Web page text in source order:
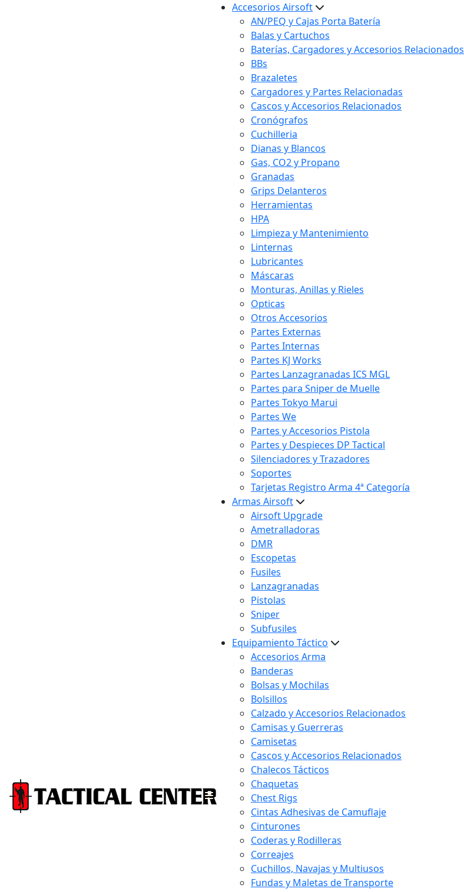
Accesorios Airsoft
AN/PEQ y Cajas Porta Batería
Balas y Cartuchos
Baterías, Cargadores y Accesorios Relacionados
BBs
Brazaletes
Cargadores y Partes Relacionadas
Cascos y Accesorios Relacionados
Cronógrafos
Cuchilleria
Dianas y Blancos
Gas, CO2 y Propano
Granadas
Grips Delanteros
Herramientas
HPA
Limpieza y Mantenimiento
Linternas
Lubricantes
Máscaras
Monturas, Anillas y Rieles
Opticas
Otros Accesorios
Partes Externas
Partes Internas
Partes KJ Works
Partes Lanzagranadas ICS MGL
Partes para Sniper de Muelle
Partes Tokyo Marui
Partes We
Partes y Accesorios Pistola
Partes y Despieces DP Tactical
Silenciadores y Trazadores
Soportes
Tarjetas Registro Arma 4ª Categoría
Armas Airsoft
Airsoft Upgrade
Ametralladoras
DMR
Escopetas
Fusiles
Lanzagranadas
Pistolas
Sniper
Subfusiles
Equipamiento Táctico
Accesorios Arma
Banderas
Bolsas y Mochilas
Bolsillos
Calzado y Accesorios Relacionados
Camisas y Guerreras
Camisetas
Cascos y Accesorios Relacionados
Chalecos Tácticos
Chaquetas
Chest Rigs
Cintas Adhesivas de Camuflaje
Cinturones
Coderas y Rodilleras
Correajes
Cuchillos, Navajas y Multiusos
Fundas y Maletas de Transporte